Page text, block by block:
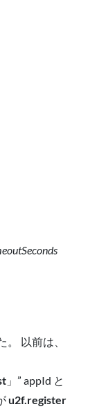
以前は、
」 ” appId と
u2f.register